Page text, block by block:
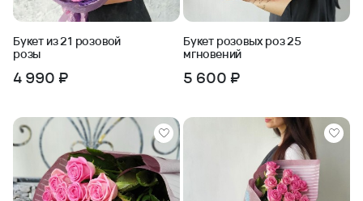
Букет из 21 розовой
розы
4 990 ₽
Букет розовых роз 25
мгновений
5 600 ₽